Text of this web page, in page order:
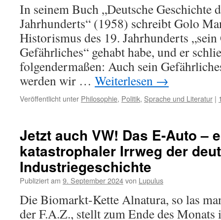
In seinem Buch „Deutsche Geschichte
Jahrhunderts“ (1958) schreibt Golo
Historismus des 19. Jahrhunderts „sein
Gefährliches“ gehabt habe, und er
folgendermaßen: Auch sein
werden wir … Weiterlesen →
Veröffentlicht unter Philosophie, Politik, Sprache und Literatur |
Jetzt auch VW! Das E-Auto –
katastrophaler Irrweg der
Industriegeschichte
Publiziert am 9. September 2024von Lupulus
Die Biomarkt-Kette Alnatura, so las
der F.A.Z., stellt zum Ende des